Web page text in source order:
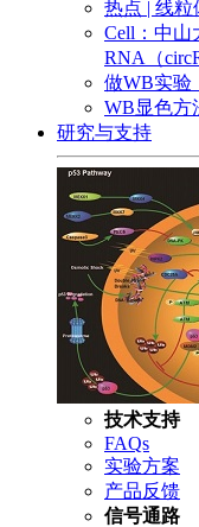
热点 | 线粒
Cell：中山
RNA（
做WB实验
WB显色方
研究与支持
技术支持
FAQs
实验方案
产品反馈
信号通路